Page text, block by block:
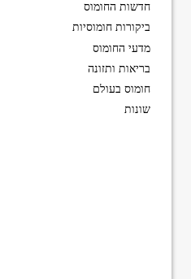
חדשות החומוס
ביקורות חומוסיות
מדעי החומוס
בריאות ותזונה
חומוס בעולם
שונות